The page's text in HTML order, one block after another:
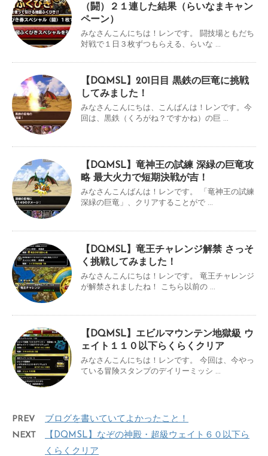
（闘）２１連した結果（らいなまキャン
ペーン）
みなさんこんにちは！レンです。 闘技場ともだち
対戦で１日３枚ずつもらえる、らいな ...
【DQMSL】201日目 黒鉄の巨竜に挑戦
してみました！
みなさんこんにちは、こんばんは！レンです。今
回は、黒鉄（くろがね？ですかね）の巨 ...
【DQMSL】竜神王の試練 深緑の巨竜攻
略 最大火力で短期決戦が吉！
みなさんこんばんは！レンです。 「竜神王の試練
深緑の巨竜」、クリアすることがで ...
【DQMSL】竜王チャレンジ解禁 さっそ
く挑戦してみました！
みなさんこんにちは！レンです。 竜王チャレンジ
が解禁されましたね！ こちら以前の ...
【DQMSL】エビルマウンテン地獄級 ウ
ェイト１１０以下らくらくクリア
みなさんこんにちは！レンです。 今回は、今やっ
ている冒険スタンプのデイリーミッシ ...
PREV
ブログを書いていてよかったこと！
NEXT
【DQMSL】なぞの神殿・超級ウェイト６０以下ら
くらくクリア